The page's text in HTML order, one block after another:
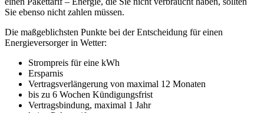
Sie ebenso nicht zahlen müssen.
Die maßgeblichsten Punkte bei der Entscheidung für einen
Energieversorger in Wetter:
Strompreis für eine kWh
Ersparnis
Vertragsverlängerung von maximal 12 Monaten
bis zu 6 Wochen Kündigungsfrist
Vertragsbindung, maximal 1 Jahr